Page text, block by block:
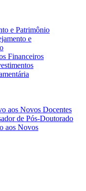
e Patrimônio
e
Financeiros
aos Novos Docentes
de Pós-Doutorado
aos Novos